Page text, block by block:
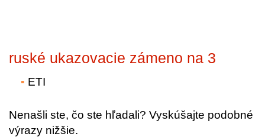
ruské ukazovacie zámeno na 3
ETI
Nenašli ste, čo ste hľadali? Vyskúšajte podobné
výrazy nižšie.